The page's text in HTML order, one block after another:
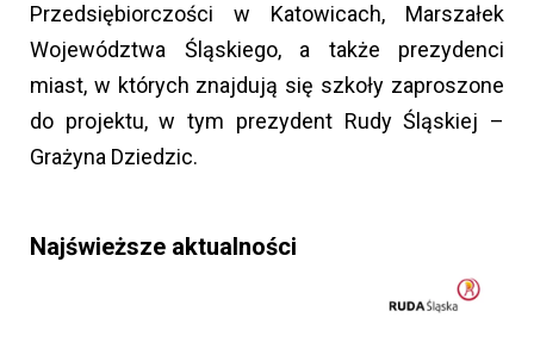
Przedsiębiorczości w Katowicach, Marszałek
Województwa Śląskiego, a także prezydenci
miast, w których znajdują się szkoły zaproszone
do projektu, w tym prezydent Rudy Śląskiej –
Grażyna Dziedzic.
Najświeższe aktualności